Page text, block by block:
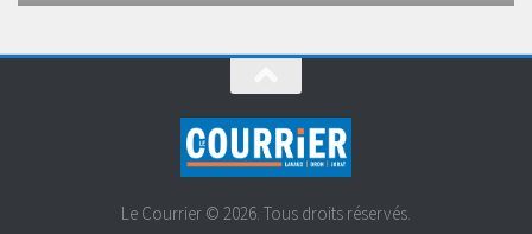
Le Courrier © 2026. Tous droits réservés.